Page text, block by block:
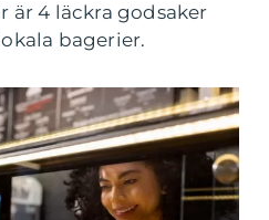
är 4 läckra godsaker
bagerier.